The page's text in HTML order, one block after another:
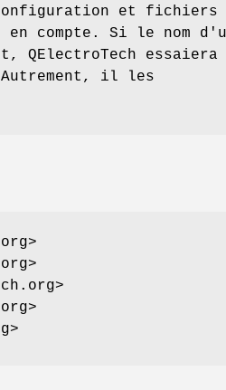
et fichiers
compte. Si le nom
essaiera
il les